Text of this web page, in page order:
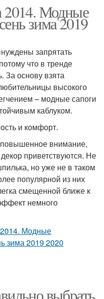
2014. Модные
зима 2019
запрятать
что в тренде
За основу взята
высокого
– модные сапоги
каблуком.
и комфорт.
внимание,
приветствуются. Не
но уже не в таком
популярной из них
смещенной ближе к
немного
выбрать.